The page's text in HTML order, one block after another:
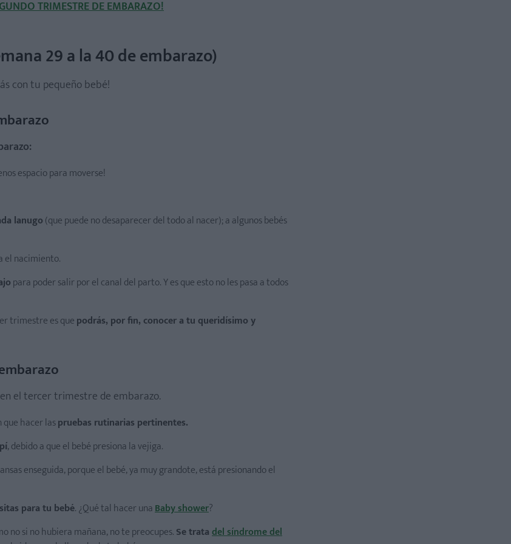
TRIMESTRE DE EMBARAZO!
29 a la 40 de embarazo)
con tu pequeño bebé!
espacio para moverse!
lanugo(que puede no desaparecer del todo al nacer); a algunos bebés
el nacimiento.
para poder salir por el canal del parto. Y es que esto no les pasa a todos
trimestre es quepodrás, por fin, conocer a tu queridísimo y
el tercer trimestre de embarazo.
hacer laspruebas rutinarias pertinentes.
, debido a que el bebé presiona la vejiga.
enseguida, porque el bebé, ya muy grandote, está presionando el
para tu bebé. ¿Qué tal hacer unaBaby shower?
no si no hubiera mañana, no te preocupes.Se tratadel síndrome del